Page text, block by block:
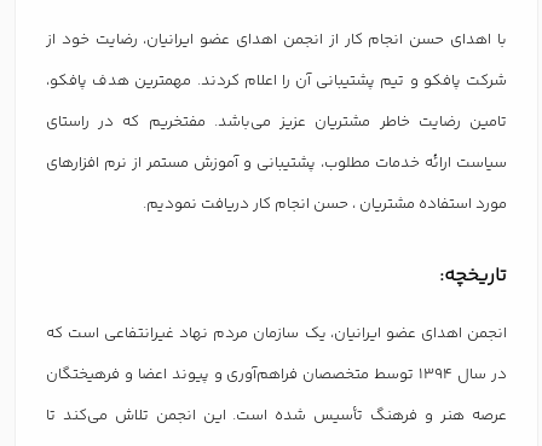
با اهدای حسن انجام کار از انجمن اهدای عضو ایرانیان، رضایت خود از
شرکت پافکو و تیم پشتیبانی آن را اعلام کردند. مهمترین هدف پافکو،
تامین رضایت خاطر مشتریان عزیز می‌باشد. مفتخریم که در راستای
سیاست ارائه خدمات مطلوب، پشتیبانی و آموزش مستمر از نرم افزارهای
مورد استفاده مشتریان ، حسن انجام کار دریافت نمودیم.
تاریخچه:
انجمن اهدای عضو ایرانیان، یک سازمان مردم نهاد غیرانتفاعی است که
در سال ۱۳۹۴ توسط متخصصان فراهم‌آوری و پیوند اعضا و فرهیختگان
عرصه هنر و فرهنگ تأسیس شده است. این انجمن تلاش می‌کند تا